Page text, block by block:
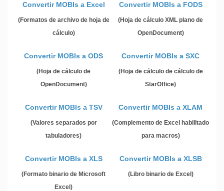
Convertir MOBIs a Excel
(Formatos de archivo de hoja de
cálculo)
Convertir MOBIs a FODS
(Hoja de cálculo XML plano de
OpenDocument)
Convertir MOBIs a ODS
(Hoja de cálculo de
OpenDocument)
Convertir MOBIs a SXC
(Hoja de cálculo de cálculo de
StarOffice)
Convertir MOBIs a TSV
(Valores separados por
tabuladores)
Convertir MOBIs a XLAM
(Complemento de Excel habilitado
para macros)
Convertir MOBIs a XLS
(Formato binario de Microsoft
Excel)
Convertir MOBIs a XLSB
(Libro binario de Excel)